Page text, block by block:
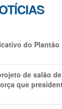
do Plantão
de salão
que